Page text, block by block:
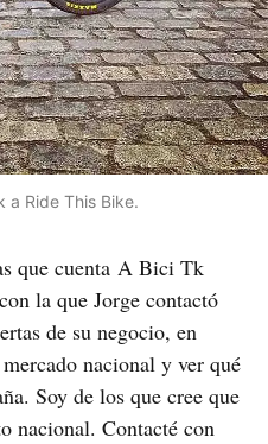
a Ride This Bike.
que cuenta A Bici Tk
la que Jorge contactó
de su negocio, en
nacional y ver qué
Soy de los que cree que
nacional. Contacté con